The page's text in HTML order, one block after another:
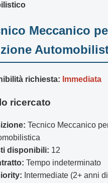
Meccanico
richiesta: Immediata
ricercato
Tecnico Meccanico
disponibili: 12
Tempo indeterminato
Intermediate (2+ anni